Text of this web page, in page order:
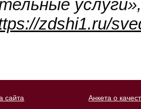
zdshi1.ru/
сайта
Анкета о